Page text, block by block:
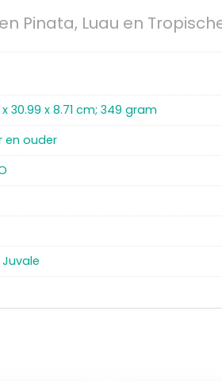
Pinata, Luau en
x 30.99 x 8.71 cm; 349 gram
en ouder
Juvale